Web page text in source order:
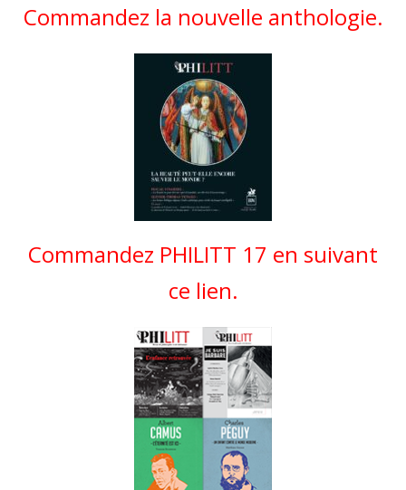
Commandez la nouvelle anthologie.
Commandez PHILITT 17 en suivant
ce lien.